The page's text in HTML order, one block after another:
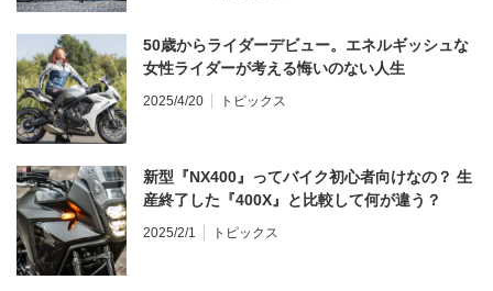
50歳からライダーデビュー。エネルギッシュな
女性ライダーが考える悔いのない人生
2025/4/20 トピックス
新型『NX400』ってバイク初心者向けなの？ 生
産終了した『400X』と比較して何が違う？
2025/2/1 トピックス